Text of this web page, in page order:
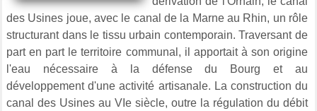
des Usines joue, avec le canal de la Marne au Rhin, un rôle
structurant dans le tissu urbain contemporain. Traversant de
part en part le territoire communal, il apportait à son origine
l'eau nécessaire à la défense du Bourg et au
développement d'une activité artisanale. La construction du
canal des Usines au VIe siècle, outre la régulation du débit